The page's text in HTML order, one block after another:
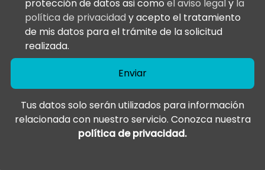
protección de datos asi como el aviso legal y la
política de privacidad y acepto el tratamiento
de mis datos para el trámite de la solicitud
realizada.
Enviar
Tus datos solo serán utilizados para información
relacionada con nuestro servicio. Conozca nuestra
política de privacidad.